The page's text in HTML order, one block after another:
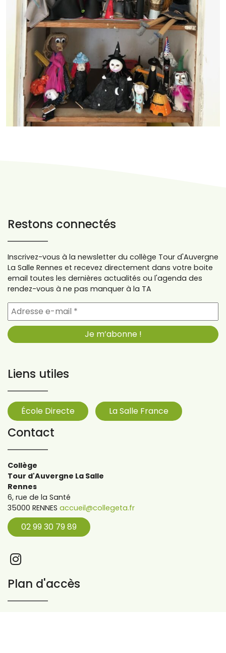
Restons connectés
Inscrivez-vous à la newsletter du collège Tour d'Auvergne
La Salle Rennes et recevez directement dans votre boite
email toutes les dernières actualités ou l'agenda des
rendez-vous à ne pas manquer à la TA
Liens utiles
École Directe La Salle France
Contact
Collège
Tour d'Auvergne La Salle
Rennes
6, rue de la Santé
35000 RENNES accueil@collegeta.fr
02 99 30 79 89
Plan d'accès